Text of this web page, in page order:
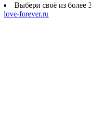
Выбери своё из более
love-forever.ru